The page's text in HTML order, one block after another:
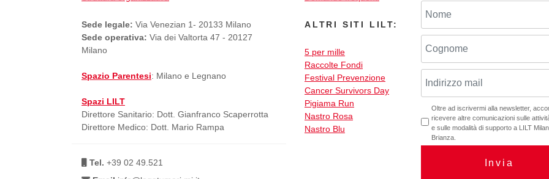
Sede legale: Via Venezian 1- 20133 Milano
Sede operativa: Via dei Valtorta 47 - 20127
Milano
Spazio Parentesi: Milano e Legnano
Spazi LILT
Direttore Sanitario: Dott. Gianfranco Scaperrotta
Direttore Medico: Dott. Mario Rampa
Tel. +39 02 49.521
ALTRI SITI LILT:
5 per mille
Raccolte Fondi
Festival Prevenzione
Cancer Survivors Day
Pigiama Run
Nastro Rosa
Nastro Blu
Oltre ad iscrivermi alla newsletter,
ricevere altre comunicazioni sulle
e sulle modalità di supporto a LILT
Brianza.
Invia